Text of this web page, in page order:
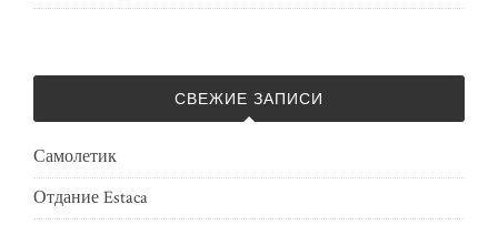
СВЕЖИЕ ЗАПИСИ
Самолетик
Отдание Estaca